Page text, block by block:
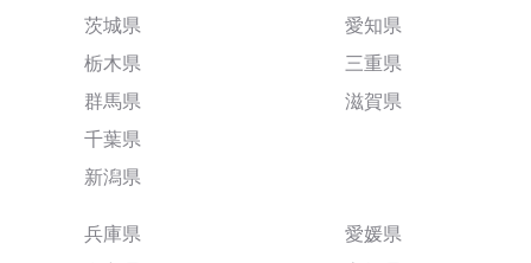
茨城県
栃木県
群馬県
千葉県
新潟県
愛知県
三重県
滋賀県
兵庫県
愛媛県